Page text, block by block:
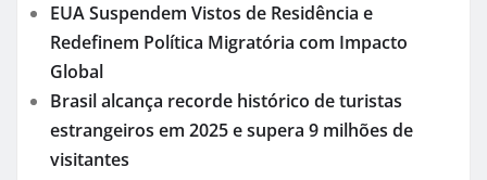
EUA Suspendem Vistos de Residência e
Redefinem Política Migratória com Impacto
Global
Brasil alcança recorde histórico de turistas
estrangeiros em 2025 e supera 9 milhões de
visitantes